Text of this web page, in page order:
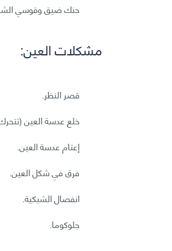
حنك ضيق وقوسي
مشكلات العين:
قصر النظر.
خلع عدسة العين
إعتام عدسة العين.
فرق في شكل العين.
انفصال الشبكية.
جلوكوما.